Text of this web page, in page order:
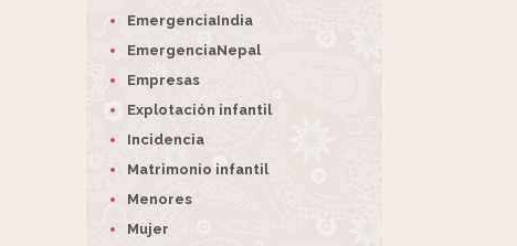
EmergenciaIndia
EmergenciaNepal
Empresas
Explotación infantil
Incidencia
Matrimonio infantil
Menores
Mujer